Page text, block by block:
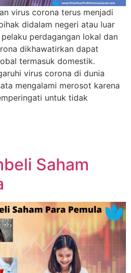
virus corona terus menjadi
didalam negeri atau luar
perdagangan lokal dan
dikhawatirkan dapat
termasuk domestik.
virus corona di dunia
mengalami merosot karena
untuk tidak
Saham